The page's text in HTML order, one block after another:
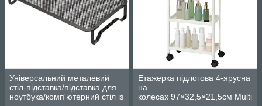
Універсальний металевий
стіл-підставка/підставка для
ноутбука/комп'ютерний стіл із
Етажерка підлогова 4-ярусна
на
колесах 97×32,5×21,5см Multi